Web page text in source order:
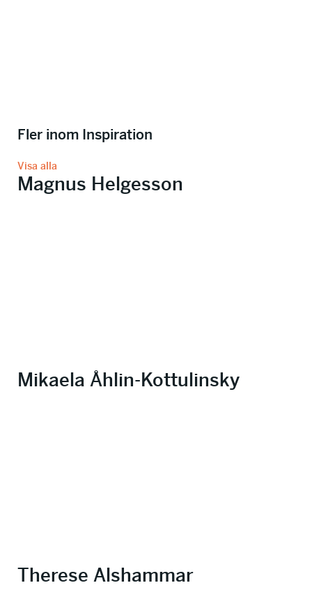
Fler inom Inspiration
Visa alla
Magnus Helgesson
Mikaela Åhlin-Kottulinsky
Therese Alshammar